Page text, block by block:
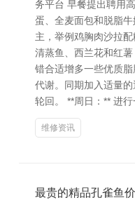
务平台 早餐提出聘用
蛋、全麦面包和脱脂
主，举例鸡胸肉沙拉
清蒸鱼、西兰花和红
错合适增多一些优质
代谢。同期加入适量
轮回。 **周日：** 进
维修资讯
最贵的精品孔雀鱼